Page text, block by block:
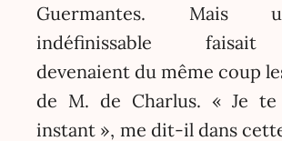
Guermantes. Mais
indéfinissable faisait
devenaient du même coup
de M. de Charlus. « Je
instant », me dit-il dans